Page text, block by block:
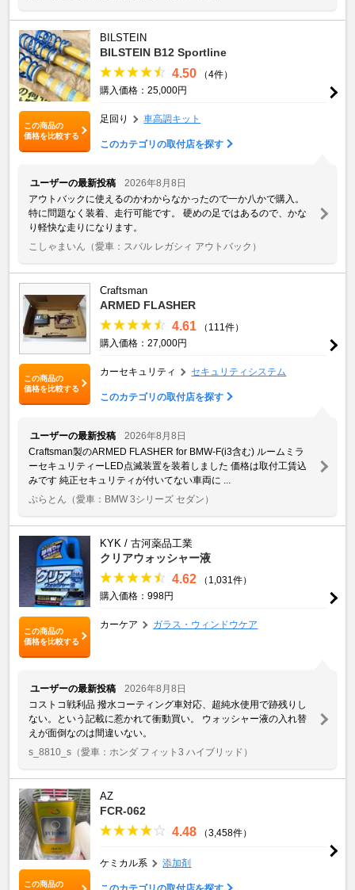
この商品の
価格を比較する
BILSTEIN
BILSTEIN B12 Sportline
4.50
（4件）
購入価格：25,000円
足回り 車高調キット
このカテゴリの取付店を探す
ユーザーの最新投稿
2026年8月8日
アウトバックに使えるのかわからなかったので一か八かで購入。
特に問題なく装着、走行可能です。 硬めの足ではあるので、かな
り軽快な走りになります。
こしゃまいん （愛車：スバル レガシィ アウトバック）
この商品の
価格を比較する
Craftsman
ARMED FLASHER
4.61
（111件）
購入価格：27,000円
カーセキュリティ セキュリティシステム
このカテゴリの取付店を探す
ユーザーの最新投稿
2026年8月8日
Craftsman製のARMED FLASHER for BMW-F(i3含む) ルームミラ
ーセキュリティーLED点滅装置を装着しました 価格は取付工賃込
みです 純正セキュリティが付いてない車両に ...
ぷらとん （愛車：BMW 3シリーズ セダン）
この商品の
価格を比較する
KYK / 古河薬品工業
クリアウォッシャー液
4.62
（1,031件）
購入価格：998円
カーケア ガラス・ウィンドウケア
ユーザーの最新投稿
2026年8月8日
コストコ戦利品 撥水コーティング車対応、超純水使用で跡残りし
ない。という記載に惹かれて衝動買い。 ウォッシャー液の入れ替
えが面倒なのは間違いない。
s_8810_s （愛車：ホンダ フィット3 ハイブリッド）
この商品の
AZ
FCR-062
4.48 （3,458件）
ケミカル系 添加剤